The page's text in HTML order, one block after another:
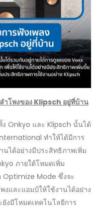
ำโพงของ Klipsch อยู่ที่บ้าน
และ Klipsch นั้นได้
ทำให้ได้มีการ
ได้อย่างมีประสิทธิภาพเพิ่ม
ภายใต้โหมดเพิ่ม
Optimize Mode ซึ่งจะ
งและแอมป์ให้ใช้งานได้อย่าง
ยังมีโหมดเทคโนโลยีการ